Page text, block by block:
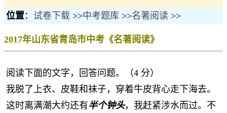
位置： 试卷下载 >>中考题库 >>名著阅读 >>
2017年山东省青岛市中考《名著阅读》
阅读下面的文字，回答问题。（4 分）
我脱了上衣、皮鞋和袜子，穿着牛皮背心走下海去。
这时离满潮大约还有半个钟头，我赶紧涉水而过。不